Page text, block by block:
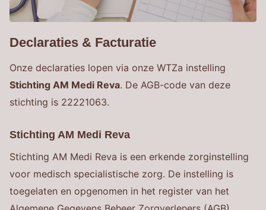
Declaraties & Facturatie
Onze declaraties lopen via onze WTZa instelling
Stichting AM Medi Reva. De AGB-code van deze
stichting is 22221063.
Stichting AM Medi Reva
Stichting AM Medi Reva is een erkende zorginstelling
voor medisch specialistische zorg. De instelling is
toegelaten en opgenomen in het register van het